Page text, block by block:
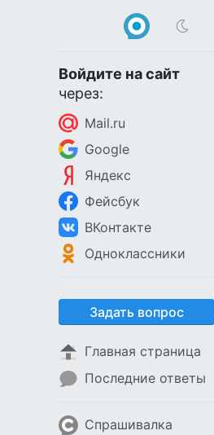
Войдите на сайт
через:
Mail.ru
Google
Яндекс
Фейсбук
ВКонтакте
Одноклассники
Задать вопрос
Главная страница
Последние ответы
Спрашивалка